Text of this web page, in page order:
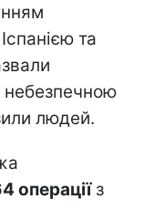
та
небезпечною
людей.
операціїз